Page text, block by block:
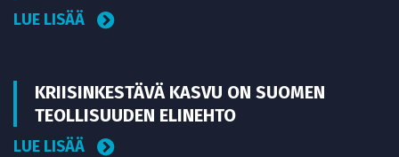
LUE LISÄÄ
KRIISINKESTÄVÄ KASVU ON SUOMEN
TEOLLISUUDEN ELINEHTO
LUE LISÄÄ